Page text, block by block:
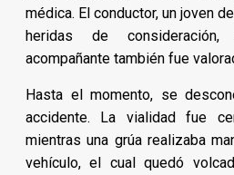
médica. El conductor, un joven
heridas de
acompañante también fue
Hasta el momento, se
accidente. La vialidad fue
mientras una grúa realizaba
vehículo, el cual quedó